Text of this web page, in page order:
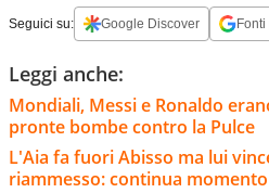
Seguici su: Google Discover
Leggi anche:
Mondiali, Messi e Ronaldo
pronte bombe contro la Pulce
L'Aia fa fuori Abisso ma lui
riammesso: continua